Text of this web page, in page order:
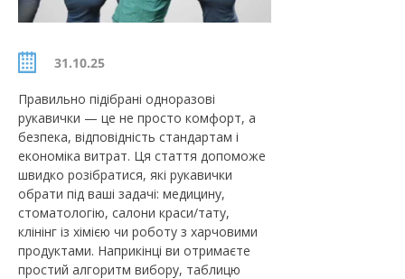
31.10.25
Правильно підібрані одноразові
рукавички — це не просто комфорт, а
безпека, відповідність стандартам і
економіка витрат. Ця стаття допоможе
швидко розібратися, які рукавички
обрати під ваші задачі: медицину,
стоматологію, салони краси/тату,
клінінг із хімією чи роботу з харчовими
продуктами. Наприкінці ви отримаєте
простий алгоритм вибору, таблицю